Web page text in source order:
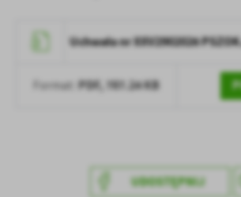
Uchwała nr XXV2902026
Format: PDF, 787.24 KB
UDOSTĘPNIJ